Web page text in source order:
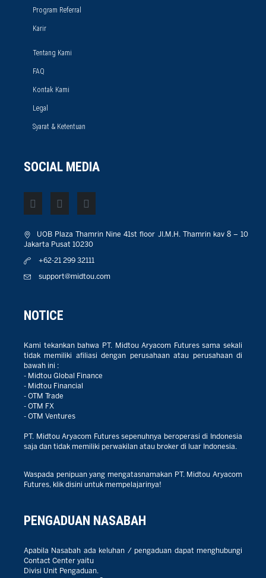
Program Referral
Karir
Tentang Kami
FAQ
Kontak Kami
Legal
Syarat & Ketentuan
SOCIAL MEDIA
UOB Plaza Thamrin Nine 41st floor JI.M.H. Thamrin kav 8 – 10
Jakarta Pusat 10230
+62-21 299 32111
support@midtou.com
NOTICE
Kami tekankan bahwa PT. Midtou Aryacom Futures sama sekali
tidak memiliki afiliasi dengan perusahaan atau perusahaan di
bawah ini :
- Midtou Global Finance
- Midtou Financial
- OTM Trade
- OTM FX
- OTM Ventures
PT. Midtou Aryacom Futures sepenuhnya beroperasi di Indonesia
saja dan tidak memiliki perwakilan atau broker di luar Indonesia.
Waspada penipuan yang mengatasnamakan PT. Midtou Aryacom
Futures, klik disini untuk mempelajarinya!
PENGADUAN NASABAH
Apabila Nasabah ada keluhan / pengaduan dapat menghubungi
Contact Center yaitu
Divisi Unit Pengaduan.